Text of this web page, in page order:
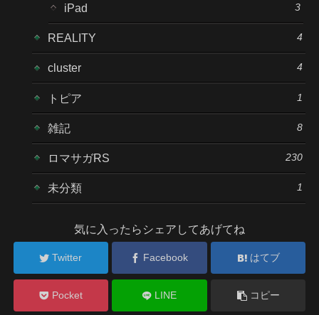
iPad 3
REALITY 4
cluster 4
トピア 1
雑記 8
ロマサガRS 230
未分類 1
気に入ったらシェアしてあげてね
Twitter Facebook はてブ
Pocket LINE コピー